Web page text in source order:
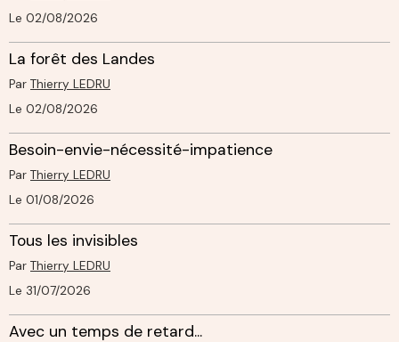
Le 02/08/2026
La forêt des Landes
Par Thierry LEDRU
Le 02/08/2026
Besoin-envie-nécessité-impatience
Par Thierry LEDRU
Le 01/08/2026
Tous les invisibles
Par Thierry LEDRU
Le 31/07/2026
Avec un temps de retard...